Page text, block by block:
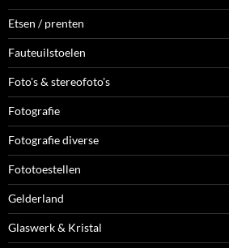
Etsen / prenten
Fauteuilstoelen
Foto's & stereofoto's
Fotografie
Fotografie diverse
Fototoestellen
Gelderland
Glaswerk & Kristal